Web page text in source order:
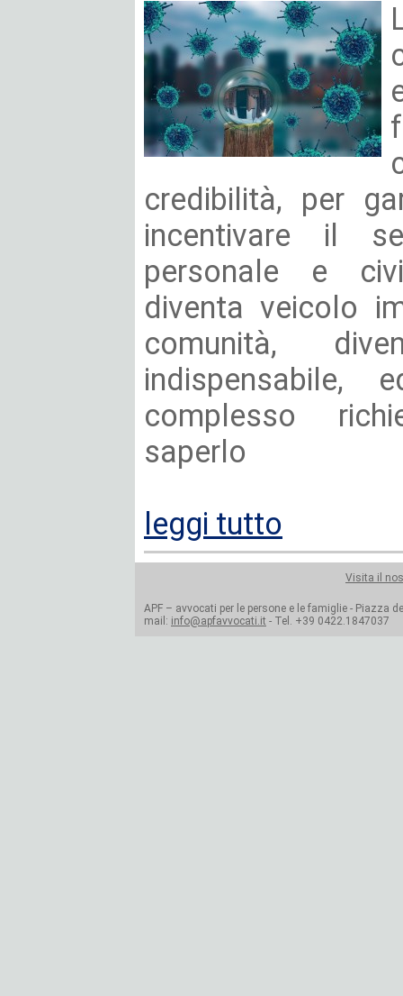
credibilità, per
incentivare il
personale e
diventa veicolo
comunità,
complesso
saperlo
leggi tutto
Visita il
APF – avvocati per le persone e le famiglie - Piazza
mail: info@apfavvocati.it - Tel. +39 0422.1847037